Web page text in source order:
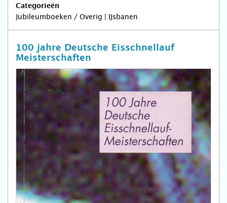
Categorieën
Jubileumboeken / Overig | IJsbanen
100 jahre Deutsche Eisschnellauf
Meisterschaften